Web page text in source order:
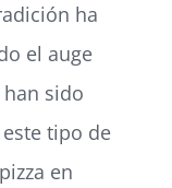
ha
el auge
sido
tipo de
en